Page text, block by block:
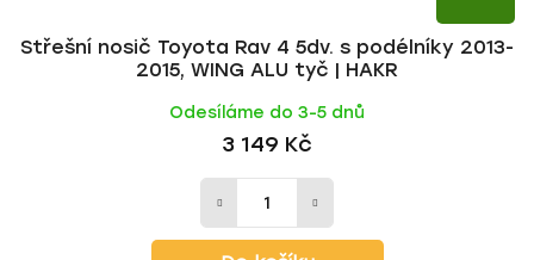
Střešní nosič Toyota Rav 4 5dv. s podélníky 2013-
2015, WING ALU tyč | HAKR
Odesíláme do 3-5 dnů
3 149 Kč